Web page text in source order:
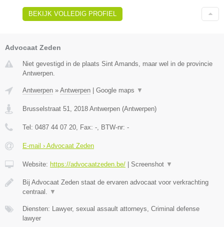
BEKIJK VOLLEDIG PROFIEL
Advocaat Zeden
Niet gevestigd in de plaats Sint Amands, maar wel in de provincie
Antwerpen.
Antwerpen » Antwerpen Google maps ▼
Brusselstraat 51, 2018 Antwerpen (Antwerpen)
Tel: 0487 44 07 20, Fax: -, BTW-nr: -
E-mail › Advocaat Zeden
Website: https://advocaatzeden.be/ Screenshot ▼
Bij Advocaat Zeden staat de ervaren advocaat voor verkrachting
centraal. ▼
Diensten: Lawyer, sexual assault attorneys, Criminal defense
lawyer